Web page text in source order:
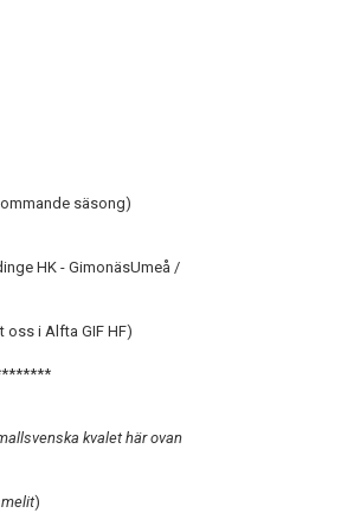
säsong)
HK - GimonäsUmeå /
oss i Alfta GIF HF)
kvalet här ovan
)